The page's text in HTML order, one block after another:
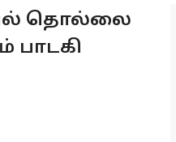
தொல்லை
பாடகி